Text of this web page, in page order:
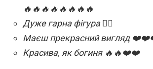
🔥🔥🔥🔥🔥🔥🔥🔥
Дуже гарна фігура 👍🏻
Маєш прекрасний вигляд
Красива, як богиня 🔥🔥❤️❤️